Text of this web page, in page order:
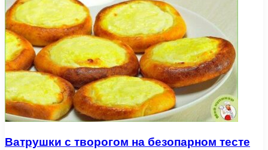
Ватрушки с творогом на безопарном тесте